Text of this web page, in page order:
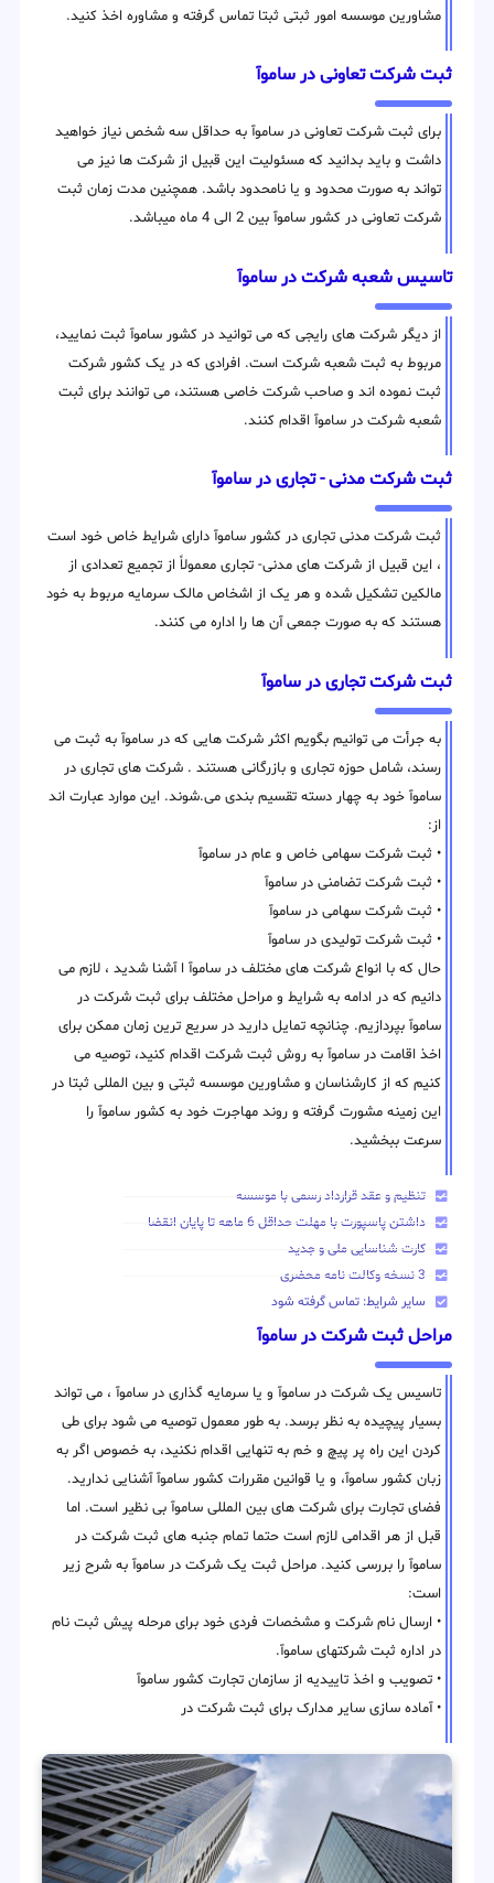
مشاورین موسسه امور ثبتی ثبتا تماس گرفته و مشاوره اخذ کنید.
ثبت شرکت تعاونی در ساموآ
برای ثبت شرکت تعاونی در ساموآ به حداقل سه شخص نیاز خواهید
داشت و باید بدانید که مسئولیت این قبیل از شرکت ها نیز می
تواند به صورت محدود و یا نامحدود باشد. همچنین مدت زمان ثبت
شرکت تعاونی در کشور ساموآ بین 2 الی 4 ماه میباشد.
تاسیس شعبه شرکت در ساموآ
از دیگر شرکت های رایجی که می توانید در کشور ساموآ ثبت نمایید،
مربوط به ثبت شعبه شرکت است. افرادی که در یک کشور شرکت
ثبت نموده اند و صاحب شرکت خاصی هستند، می توانند برای ثبت
شعبه شرکت در ساموآ اقدام کنند.
ثبت شرکت مدنی - تجاری در ساموآ
ثبت شرکت مدنی تجاری در کشور ساموآ دارای شرایط خاص خود است
، این قبیل از شرکت های مدنی- تجاری معمولاً از تجمیع تعدادی از
مالکین تشکیل شده و هر یک از اشخاص مالک سرمایه مربوط به خود
هستند که به صورت جمعی آن ها را اداره می کنند.
ثبت شرکت تجاری در ساموآ
به جرأت می توانیم بگویم اکثر شرکت هایی که در ساموآ به ثبت می
رسند، شامل حوزه تجاری و بازرگانی هستند . شرکت های تجاری در
ساموآ خود به چهار دسته تقسیم بندی می.شوند. این موارد عبارت اند
از:
• ثبت شرکت سهامی خاص و عام در ساموآ
• ثبت شرکت تضامنی در ساموآ
• ثبت شرکت سهامی در ساموآ
• ثبت شرکت تولیدی در ساموآ
حال که با انواع شرکت های مختلف در ساموآ ا آشنا شدید ، لازم می
دانیم که در ادامه به شرایط و مراحل مختلف برای ثبت شرکت در
ساموآ بپردازیم. چنانچه تمایل دارید در سریع ترین زمان ممکن برای
اخذ اقامت در ساموآ به روش ثبت شرکت اقدام کنید، توصیه می
کنیم که از کارشناسان و مشاورین موسسه ثبتی و بین المللی ثبتا در
این زمینه مشورت گرفته و روند مهاجرت خود به کشور ساموآ را
سرعت ببخشید.
تنظیم و عقد قرارداد رسمی با موسسه
داشتن پاسپورت با مهلت حداقل 6 ماهه تا پایان انقضا
کارت شناسایی ملی و جدید
3 نسخه وکالت نامه محضری
سایر شرایط: تماس گرفته شود
مراحل ثبت شرکت در ساموآ
تاسیس یک شرکت در ساموآ و یا سرمایه گذاری در ساموآ ، می تواند
بسیار پیچیده به نظر برسد. به طور معمول توصیه می شود برای طی
کردن این راه پر پیچ و خم به تنهایی اقدام نکنید، به خصوص اگر به
زبان کشور ساموآ، و یا قوانین مقررات کشور ساموآ آشنایی ندارید.
فضای تجارت برای شرکت های بین المللی ساموآ بی نظیر است. اما
قبل از هر اقدامی لازم است حتما تمام جنبه های ثبت شرکت در
ساموآ را بررسی کنید. مراحل ثبت یک شرکت در ساموآ به شرح زیر
است:
• ارسال نام شرکت و مشخصات فردی خود برای مرحله پیش ثبت نام
در اداره ثبت شرکتهای ساموآ.
• تصویب و اخذ تاییدیه از سازمان تجارت کشور ساموآ
• آماده سازی سایر مدارک برای ثبت شرکت در